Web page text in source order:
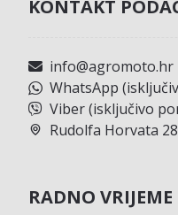
KONTAKT
info@agromoto.hr
WhatsApp
Viber (isključivo
Rudolfa Horvata
RADNO VRIJEME